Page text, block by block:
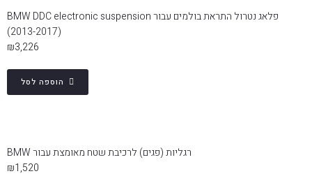
פלאג נטרול התראת בולמים עבור BMW DDC electronic suspension
(2013-2017)
₪3,226
הוספה לסל
רגליות (פגים) לרכיבת שטח מאומצת עבור BMW
₪1,520